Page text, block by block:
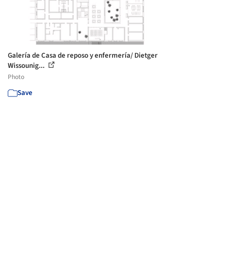
Galería de Casa de reposo y enfermería/ Dietger
Wissounig...
Photo
Save